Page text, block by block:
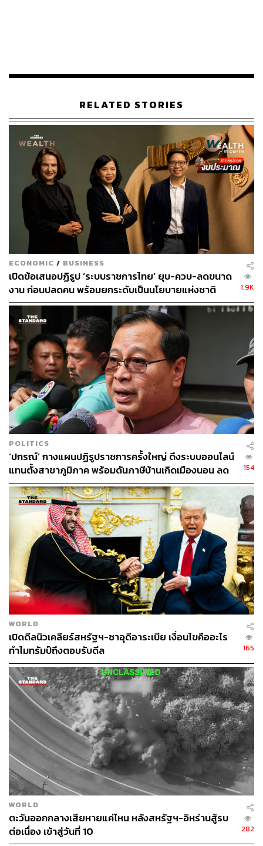
RELATED STORIES
ECONOMIC / BUSINESS
เปิดข้อเสนอปฏิรูป ‘ระบบราชการไทย’ ยุบ-ควบ-ลดขนาด
งาน ก่อนปลดคน พร้อมยกระดับเป็นนโยบายแห่งชาติ
1.9K
POLITICS
‘ปกรณ์’ กางแผนปฏิรูปราชการครั้งใหญ่ ดึงระบบออนไลน์
แทนตั้งสาขาภูมิภาค พร้อมดันภาษีบ้านเกิดเมืองนอน ลด
ช่องว่างท้องถิ่น
154
WORLD
เปิดดีลนิวเคลียร์สหรัฐฯ-ซาอุดีอาระเบีย เงื่อนไขคืออะไร
ทำไมทรัมป์ถึงตอบรับดีล
165
WORLD
ตะวันออกกลางเสียหายแค่ไหน หลังสหรัฐฯ-อิหร่านสู้รบ
ต่อเนื่อง เข้าสู่วันที่ 10
282